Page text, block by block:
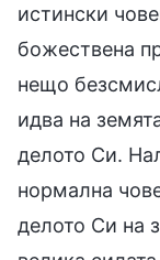
истински
божествена
нещо
идва на
делото Си.
нормална
делото Си на